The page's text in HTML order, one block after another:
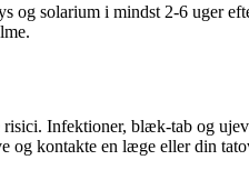
solarium i mindst 2-6 uger
Infektioner, blæk-tab og
og kontakte en læge eller din